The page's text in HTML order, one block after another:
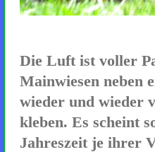
Die Luft ist voller
Mainwiesen neben
wieder und wieder
kleben. Es scheint
Jahreszeit je ihrer